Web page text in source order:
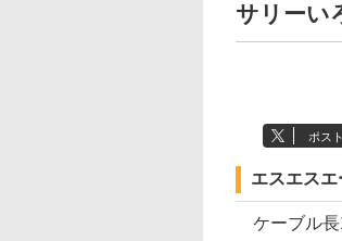
サリーい
ポスト
エスエス
ケーブル長